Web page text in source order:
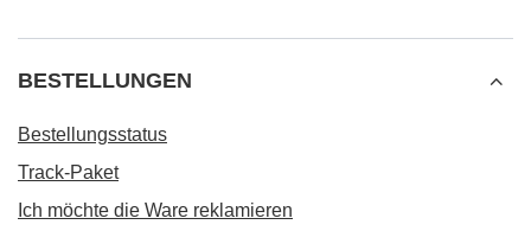
BESTELLUNGEN
Bestellungsstatus
Track-Paket
Ich möchte die Ware reklamieren